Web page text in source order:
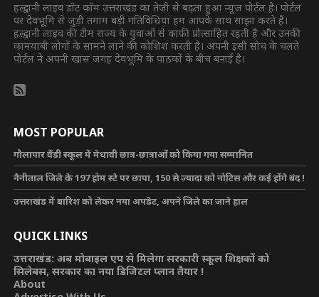
हल्द्वानी लाइव डॉट कॉम उत्तराखंड का तेजी से बढ़ता हुआ न्यूज पोर्टल है। पोर्टल
पर देवभूमि से जुड़ी तमाम बड़ी गतिविधियां हम आपके साथ साझा करते हैं।
हल्द्वानी लाइव की टीम राज्य के युवाओं से काफी प्रोत्साहित रहती है और उनकी
कामयाबी लोगों के सामने लाने की कोशिश करती है। अपनी इसी सोच के चलते
पोर्टल ने अपनी खास जगह देवभूमि के पाठकों के बीच बनाई है।
MOST POPULAR
गौलापार वैंडी स्कूल में मेधावी छात्र-छात्राओं को किया गया सम्मानित
नैनीताल जिले के 197 होम स्टे पर छापा, 150 से ज्यादा को नोटिस और कई होंगे बंद !
उत्तराखंड में बारिश को लेकर नया अपडेट, अपने जिले का जाने हाल
QUICK LINKS
उत्तराखंड: अब मोबाइल एप से मिलेगा सरकारी स्कूल शिक्षकों को
सिलेबस, सरकार का नया डिजिटल प्लान तैयार !
About